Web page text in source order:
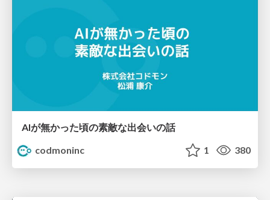
AIが無かった頃の素敵な出会いの話
codmoninc
1 380